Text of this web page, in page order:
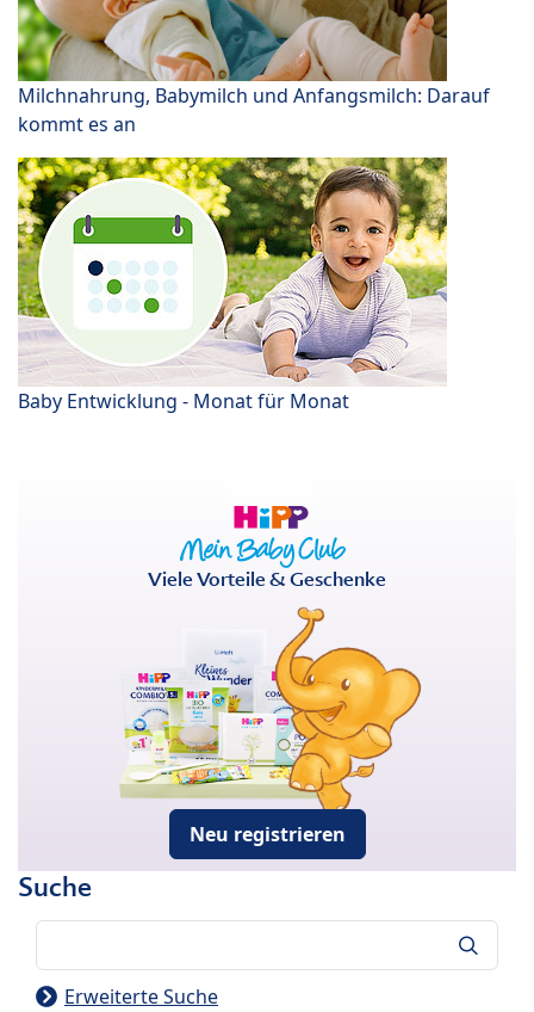
Milchnahrung, Babymilch und Anfangsmilch: Darauf
kommt es an
Baby Entwicklung - Monat für Monat
Viele Vorteile & Geschenke
Neu registrieren
Suche
Erweiterte Suche